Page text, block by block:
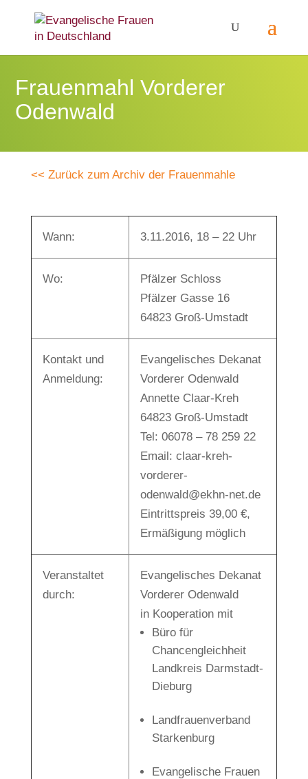
Frauenmahl Vorderer
Odenwald
<< Zurück zum Archiv der Frauenmahle
Wann: 3.11.2016, 18 – 22 Uhr
Wo:
Pfälzer Schloss
Pfälzer Gasse 16
64823 Groß-Umstadt
Kontakt und
Anmeldung:
Evangelisches Dekanat
Vorderer Odenwald
Annette Claar-Kreh
64823 Groß-Umstadt
Tel: 06078 – 78 259 22
Email: claar-kreh-
vorderer-
odenwald@ekhn-net.de
Eintrittspreis 39,00 €,
Ermäßigung möglich
Veranstaltet
durch:
Evangelisches Dekanat
Vorderer Odenwald
in Kooperation mit
Büro für
Chancengleichheit
Landkreis Darmstadt-
Dieburg
Landfrauenverband
Starkenburg
Evangelische Frauen